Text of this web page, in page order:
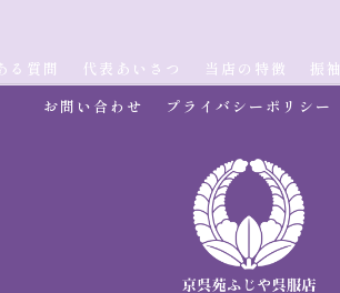
る質問 代表あいさつ 当店の特徴 振袖
お問い合わせ
プライバシーポリシー